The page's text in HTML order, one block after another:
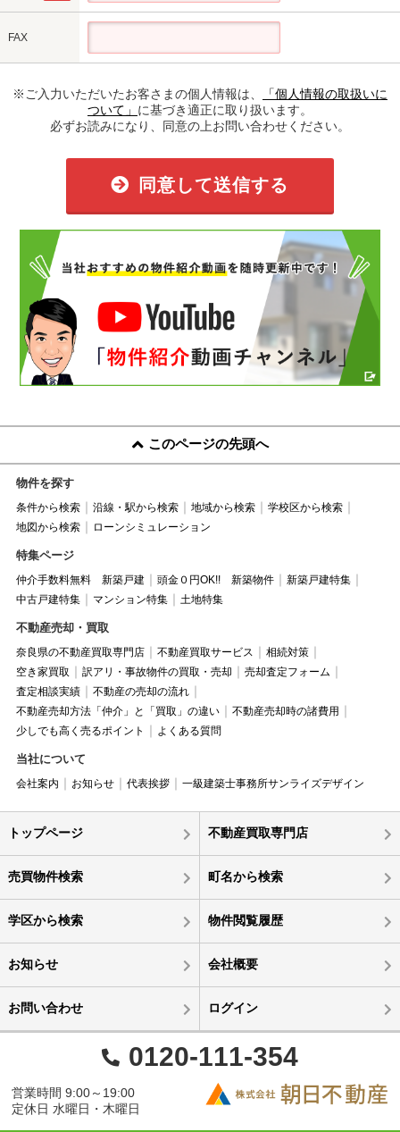
FAX
※ご入力いただいたお客さまの個人情報は、
「個人情報の取扱いに
ついて」 に基づき適正に取り扱います。
必ずお読みになり、同意の上お問い合わせください。
同意して送信する
このページの先頭へ
物件を探す
条件から検索 沿線・駅から検索 地域から検索
学校区から検索
地図から検索
ローンシミュレーション
特集ページ
仲介手数料無料 新築戸建 頭金０円OK!! 新築物件
新築戸建特集
中古戸建特集
マンション特集 土地特集
不動産売却・買取
奈良県の不動産買取専門店 不動産買取サービス
相続対策
空き家買取
訳アリ・事故物件の買取・売却
売却査定フォーム
査定相談実績
不動産の売却の流れ
不動産売却方法「仲介」と「買取」の違い
不動産売却時の諸費用
少しでも高く売るポイント
よくある質問
当社について
会社案内 お知らせ 代表挨拶 一級建築士事務所サンライズデザイン
トップページ 不動産買取専門店
売買物件検索 町名から検索
学区から検索 物件閲覧履歴
お知らせ 会社概要
お問い合わせ ログイン
0120-111-354
営業時間 9:00～19:00
定休日 水曜日・木曜日